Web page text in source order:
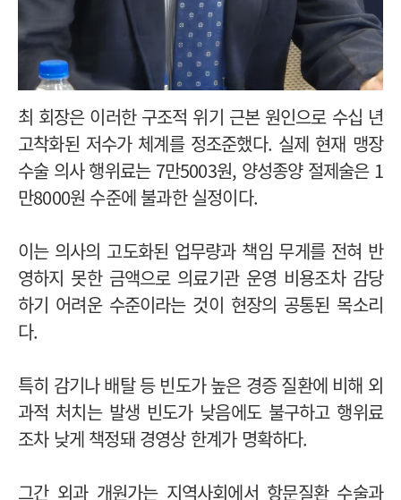
최 회장은 이러한 구조적 위기 근본 원인으로 수십 년
고착화된 저수가 체계를 정조준했다. 실제 현재 맹장
수술 의사 행위료는 7만5003원, 양성종양 절제술은 1
만8000원 수준에 불과한 실정이다.
이는 의사의 고도화된 업무량과 책임 무게를 전혀 반
영하지 못한 금액으로 의료기관 운영 비용조차 감당
하기 어려운 수준이라는 것이 현장의 공통된 목소리
다.
특히 감기나 배탈 등 빈도가 높은 경증 질환에 비해 외
과적 처치는 발생 빈도가 낮음에도 불구하고 행위료
조차 낮게 책정돼 경영상 한계가 명확하다.
그간 외과 개원가는 지역사회에서 항문질환 수술과